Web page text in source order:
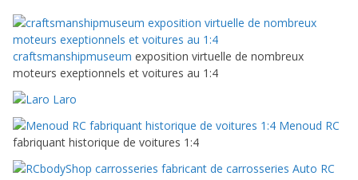
craftsmanshipmuseum exposition virtuelle de nombreux
moteurs exeptionnels et voitures au 1:4
Laro
Menoud RC
fabriquant historique de voitures 1:4